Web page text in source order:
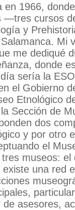
1966,
—tres cursos
y
Mi
me dediqué
donde
sería la
el Gobierno
Etnológico
Sección de
dos
y por otro
el
museos: el
una red
asesores,